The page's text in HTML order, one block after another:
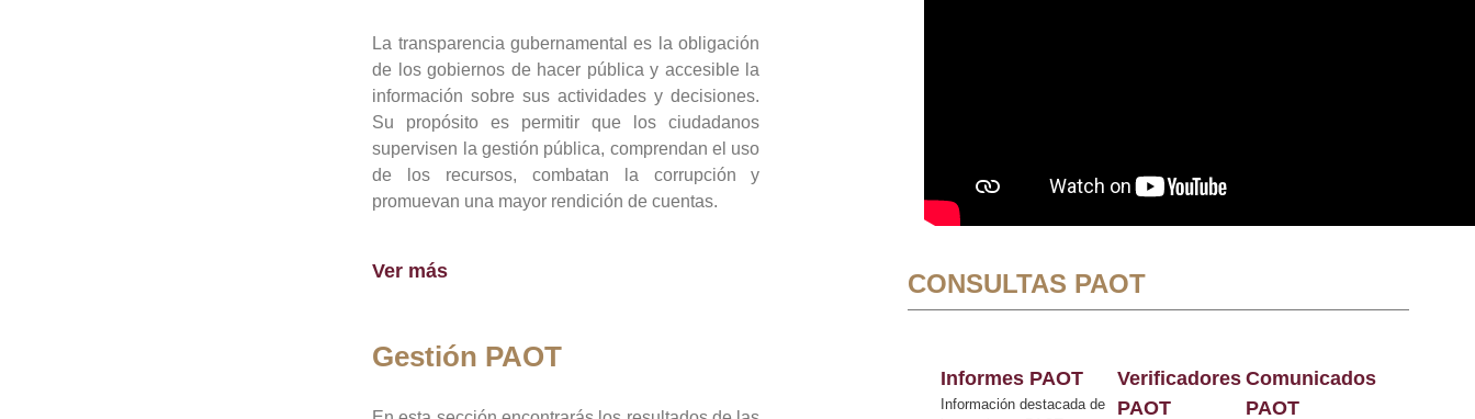
La transparencia gubernamental es la obligación
de los gobiernos de hacer pública y accesible la
información sobre sus actividades y decisiones.
Su propósito es permitir que los ciudadanos
supervisen la gestión pública, comprendan el uso
de los recursos, combatan la corrupción y
promuevan una mayor rendición de cuentas.
Ver más
Gestión PAOT
CONSULTAS PAOT
Informes PAOT
Información destacada de
Verificadores
PAOT
Comunicados
PAOT